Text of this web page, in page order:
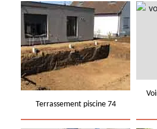
Terrassement piscine 74